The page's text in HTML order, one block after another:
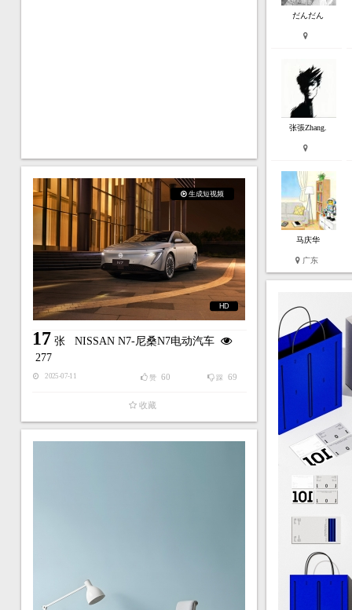
だんだん
张張Zhang.
马庆华
广东
生成短视频
HD
17 张 NISSAN N7-尼桑N7电动汽车
277
2025-07-11 踩 69
赞 60
收藏